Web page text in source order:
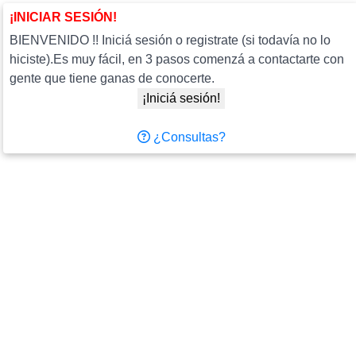
¡INICIAR SESIÓN!
BIENVENIDO !! Iniciá sesión o registrate (si todavía no lo
hiciste).Es muy fácil, en 3 pasos comenzá a contactarte con
gente que tiene ganas de conocerte.
¡Iniciá sesión!
¿Consultas?